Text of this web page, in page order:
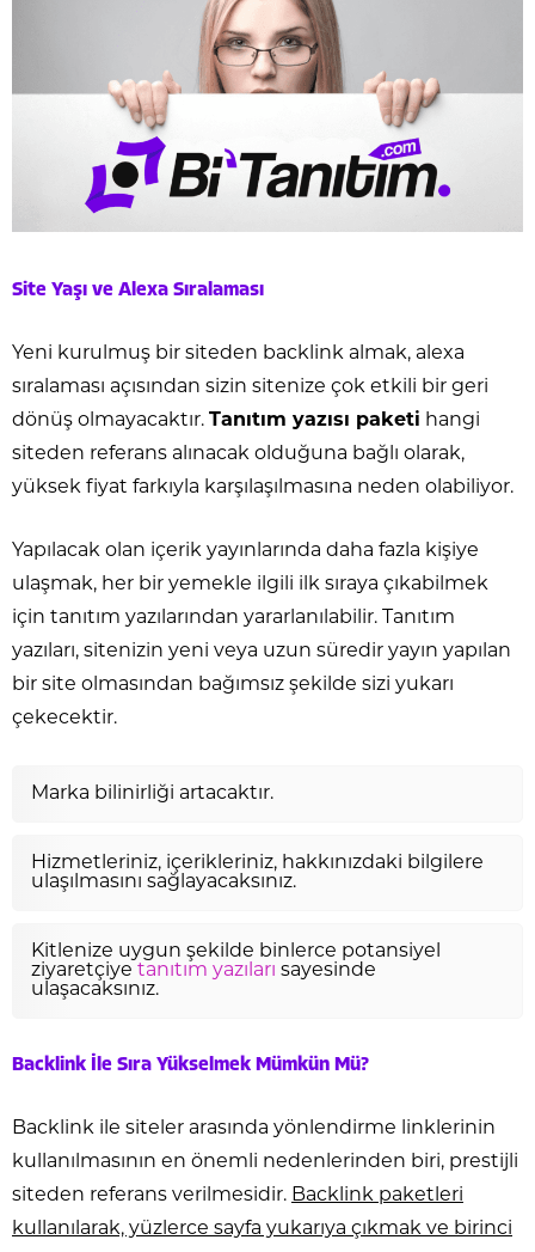
Site Yaşı ve Alexa Sıralaması
Yeni kurulmuş bir siteden backlink almak, alexa
sıralaması açısından sizin sitenize çok etkili bir geri
dönüş olmayacaktır. Tanıtım yazısı paketi hangi
siteden referans alınacak olduğuna bağlı olarak,
yüksek fiyat farkıyla karşılaşılmasına neden olabiliyor.
Yapılacak olan içerik yayınlarında daha fazla kişiye
ulaşmak, her bir yemekle ilgili ilk sıraya çıkabilmek
için tanıtım yazılarından yararlanılabilir. Tanıtım
yazıları, sitenizin yeni veya uzun süredir yayın yapılan
bir site olmasından bağımsız şekilde sizi yukarı
çekecektir.
Marka bilinirliği artacaktır.
Hizmetleriniz, içerikleriniz, hakkınızdaki bilgilere
ulaşılmasını sağlayacaksınız.
Kitlenize uygun şekilde binlerce potansiyel
ziyaretçiye tanıtım yazıları sayesinde
ulaşacaksınız.
Backlink İle Sıra Yükselmek Mümkün Mü?
Backlink ile siteler arasında yönlendirme linklerinin
kullanılmasının en önemli nedenlerinden biri, prestijli
siteden referans verilmesidir. Backlink paketleri
kullanılarak, yüzlerce sayfa yukarıya çıkmak ve birinci